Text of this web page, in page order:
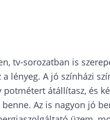
tv-sorozatban is
a lényeg. A jó színházi
potmétert átállítasz, és
Az is nagyon jó